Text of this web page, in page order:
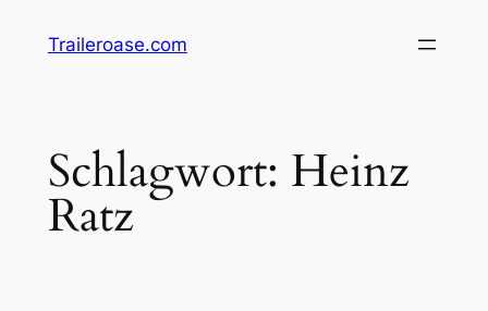
InhaltTraileroase.com
Schlagwort: Heinz
Ratz